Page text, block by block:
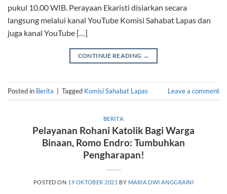
pukul 10.00 WIB. Perayaan Ekaristi disiarkan secara
langsung melalui kanal YouTube Komisi Sahabat Lapas dan
juga kanal YouTube […]
CONTINUE READING →
Posted in Berita Tagged Komisi Sahabat Lapas Leave a comment
BERITA
Pelayanan Rohani Katolik Bagi Warga
Binaan, Romo Endro: Tumbuhkan
Pengharapan!
POSTED ON 19 OKTOBER 2021 BY MARIA DWI ANGGRAINI